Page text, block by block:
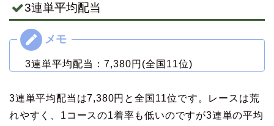
3連単平均配当
3連単平均配当：7,380円(全国11位)
3連単平均配当は7,380円と全国11位です。レースは荒
れやすく、1コースの1着率も低いのですが3連単の平均